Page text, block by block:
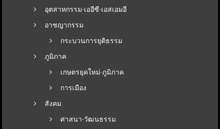
อุตสาหกรรม-เออีซี-เอสเอมอี
อาชญากรรม
กระบวนการยุติธรรม
ภูมิภาค
เกษตรยุคใหม่-ภูมิภาค
การเมือง
สังคม
ศาสนา-วัฒนธรรม